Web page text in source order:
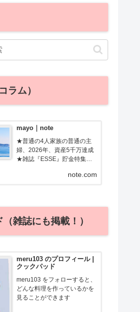
ラム）
mayo｜note
★普通の4人家族の普通の主
婦、2026年、資産5千万達成
★雑誌『ESSE』貯金特集で
修★元添乗員・調理師免許フ
note.com
雑誌にも掲載！）
meru103 のプロフィール |
クックパッド
meru103 をフォローすると、
どんな料理を作っているかを
見ることができます